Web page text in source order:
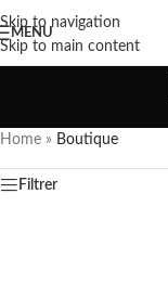
Skip to navigation
Skip to main content
MENU
Home » Boutique
Filtrer